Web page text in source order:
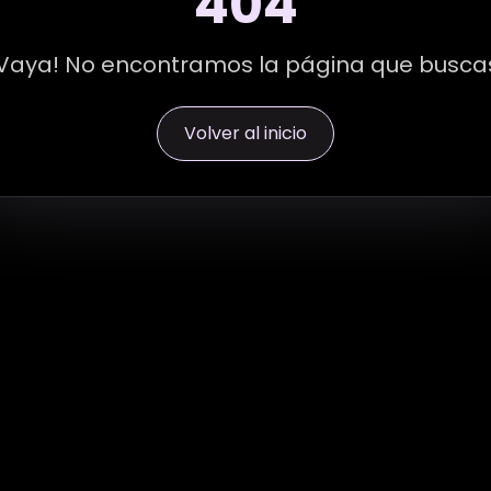
No encontramos la página que
Volver al inicio